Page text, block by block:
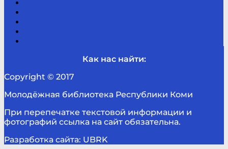
Как нас найти:
Copyright © 2017
Молодёжная библиотека Республики Коми
При перепечатке текстовой информации и
фотографий ссылка на сайт обязательна.
Разработка сайта: UBRK